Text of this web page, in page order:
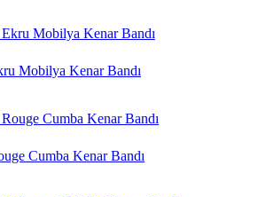
Mobilya Kenar Bandı
Cumba Kenar Bandı